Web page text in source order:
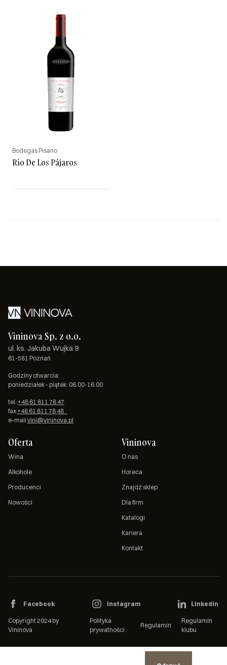
Bodegas Pisano
Río De Los Pájaros
Vininova Sp. z o.o.
ul. ks. Jakuba Wujka 9
61-581 Poznań
Godziny otwarcia:
poniedziałek - piątek: 08.00-16.00
tel. +48 61 811 78 47
fax +48 61 811 78 48
e-mail vini@vininova.pl
Oferta
Wina
Alkohole
Producenci
Nowości
Vininova
O nas
Horeca
Znajdź sklep
Dla firm
Katalogi
Kariera
Kontakt
Copyright 2024 by
Vininova
Polityka
prywatności
Regulamin
Regulamin
klubu
Facebook Instagram Linkedin